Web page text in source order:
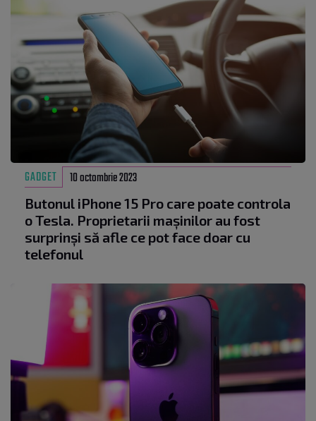
GADGET 10 octombrie 2023
Butonul iPhone 15 Pro care poate controla
o Tesla. Proprietarii mașinilor au fost
surprinși să afle ce pot face doar cu
telefonul